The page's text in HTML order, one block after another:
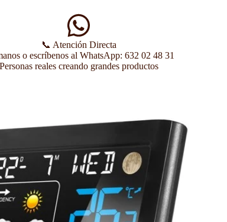
📞 Atención Directa
o escríbenos al WhatsApp: 632 02 48 31
Personas reales creando grandes productos